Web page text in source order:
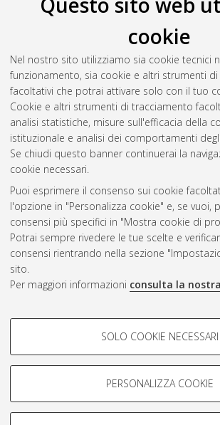
cookie
Nel nostro sito utilizziamo sia cookie tecnici
funzionamento, sia cookie e altri strumenti
facoltativi che potrai attivare solo con il tuo
Cookie e altri strumenti di tracciamento
analisi statistiche, misure sull'efficacia della
istituzionale e analisi dei comportamenti
Se chiudi questo banner continuerai la
cookie necessari.
Puoi esprimere il consenso sui cookie
l'opzione in "Personalizza cookie" e, se vuoi,
consensi più specifici in "Mostra cookie di
Potrai sempre rivedere le tue scelte e
consensi rientrando nella sezione
sito.
Per maggiori informazioni consulta la
COOKIE DI PROFILAZIONE -
Si tratta di cookie utilizzati per analizzare le
navigazione degli utenti, creare profili in base al
Mostra cookie di profilazione
SOLO COOKIE NECESSARI
PERSONALIZZA COOKIE
Silenzi, Elisabetta
efficientamento energetico BEMS in un
dell'acqua a servizio di un centro termale.
Università di Bologna, Corso di Studio in
[LM-DM270], Documento full-text non
Questa lista e' stata generata ilSat
Atom
Rss 1.0
Rss 2.0
AMS Laurea
Impostazioni Cookie
Informativa sulla privacy
Condizioni d’uso del sito